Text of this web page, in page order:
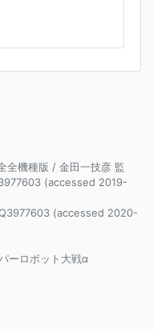
全機種版 / 金田一技彦 監
(accessed 2019-
(accessed 2020-
ーロボット大戦α